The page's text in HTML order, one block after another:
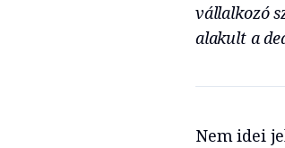
vállalkozó
alakult a
Nem idei